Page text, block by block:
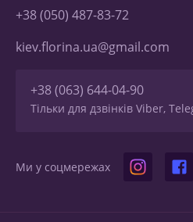
+38 (050) 487-83-72
kiev.florina.ua@gmail.com
+38 (063) 644-04-90
Тільки для дзвінків Viber,
Ми у соцмережах